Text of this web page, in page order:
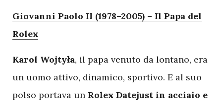
Giovanni Paolo II (1978–2005) – Il Papa del
Rolex
Karol Wojtyła, il papa venuto da lontano, era
un uomo attivo, dinamico, sportivo. E al suo
polso portava un Rolex Datejust in acciaio e